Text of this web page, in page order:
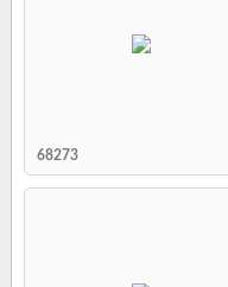
68273